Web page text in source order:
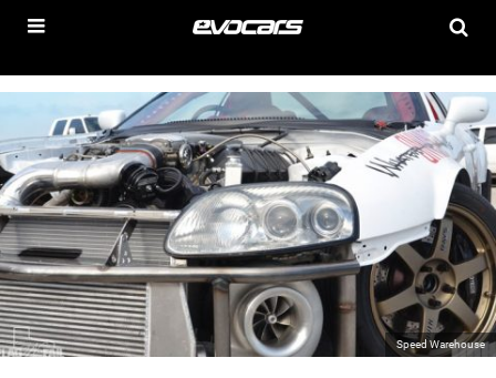
Speed Warehouse